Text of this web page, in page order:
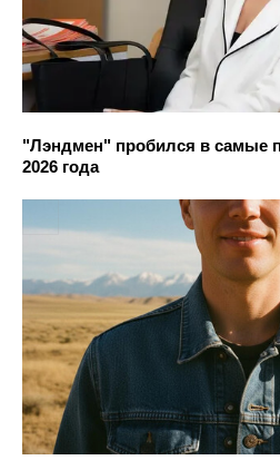
"Лэндмен" пробился в самые
2026 года